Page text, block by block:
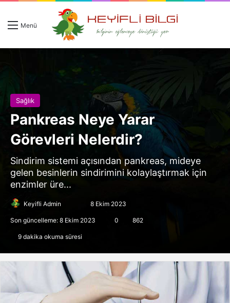
Menü
Sağlık
Pankreas Neye Yarar
Görevleri Nelerdir?
Sindirim sistemi açısından pankreas, mideye
gelen besinlerin sindirimini kolaylaştırmak için
enzimler üre...
Keyifli Admin
göndermek
8 Ekim 2023
Son güncelleme: 8 Ekim 2023 0 862
9 dakika okuma süresi